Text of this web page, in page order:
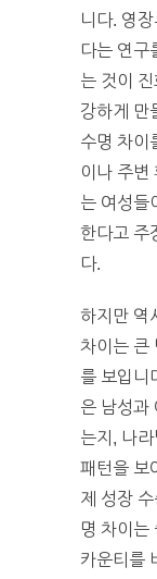
니다. 영
다는 연구
는 것이
강하게 만
수명 차이
이나 주변
는 여성들
한다고 주
다.
하지만 역
차이는 큰
를 보입니
은 남성과
는지, 나
패턴을 보
제 성장
명 차이는
카운티를